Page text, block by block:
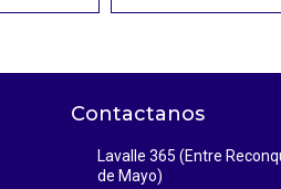
Contactanos
Lavalle 365 (Entre
de Mayo)